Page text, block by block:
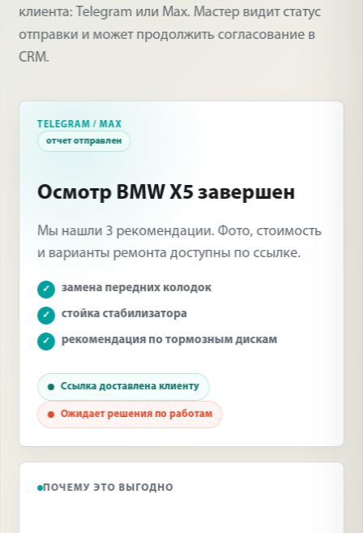
клиента: Telegram или Max. Мастер видит статус
отправки и может продолжить согласование в
CRM.
TELEGRAM / MAX
отчет отправлен
Осмотр BMW X5 завершен
Мы нашли 3 рекомендации. Фото, стоимость
и варианты ремонта доступны по ссылке.
замена передних колодок
стойка стабилизатора
рекомендация по тормозным дискам
Ссылка доставлена клиенту
Ожидает решения по работам
ПОЧЕМУ ЭТО ВЫГОДНО